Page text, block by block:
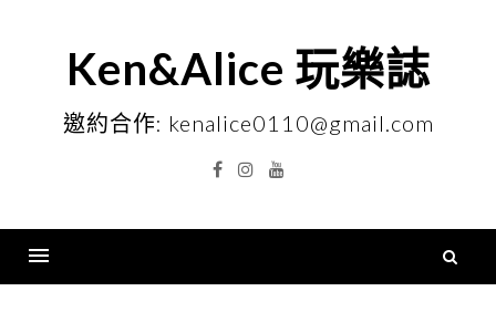
Ken&Alice 玩樂誌
邀約合作: kenalice0110@gmail.com
FacebookInstagramYouTube